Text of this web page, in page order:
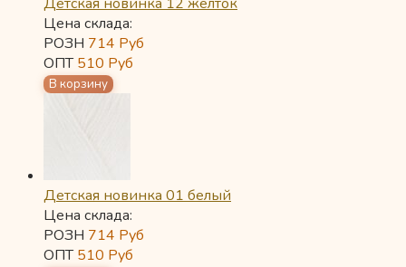
Цена склада:
РОЗН 714 Руб
ОПТ510 Руб
Детская новинка 01 белый
Цена склада:
РОЗН 714 Руб
ОПТ510 Руб